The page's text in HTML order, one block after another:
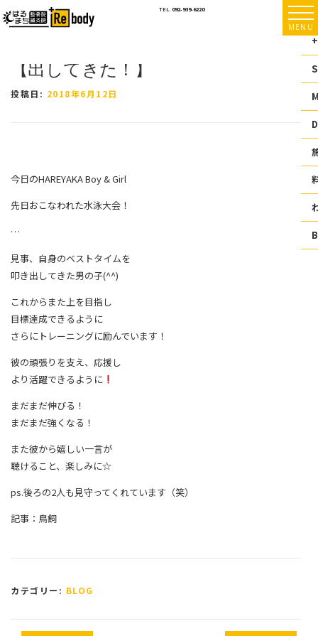
ン
TEL. 092-939-6220
MENU
【出してきた！】
投稿日: 2018年6月12日
今日のHAREYAKA Boy & Girl
先日おこなわれた水泳大会！
…
見事、自身のベストタイムを
叩き出してきた男の子(^^)
これからまた上を目指し
目標達成できるように
さらにトレーニングに励んでいます！
彼の頑張りを支え、応援し
より活躍できるように
まだまだ伸びる！
まだまだ強くなる！
また彼から嬉しい一言が
聴けること、楽しみに☆
ps.後ろの2人も見守ってくれています（笑）
記事：鳥飼
カテゴリー: BLOG